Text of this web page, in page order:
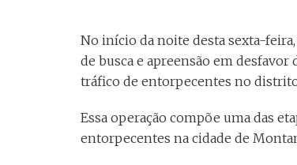
No início da noite desta sexta-
de busca e apreensão em desfavor
tráfico de entorpecentes no
Essa operação compõe uma das
entorpecentes na cidade de